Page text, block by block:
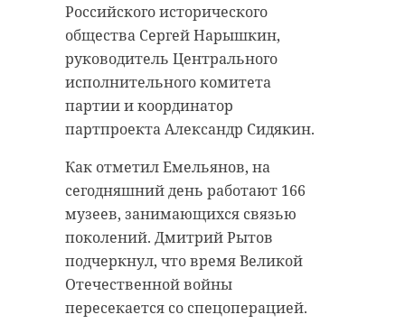
Российского исторического
общества Сергей Нарышкин,
руководитель Центрального
исполнительного комитета
партии и координатор
партпроекта Александр Сидякин.
Как отметил Емельянов, на
сегодняшний день работают 166
музеев, занимающихся связью
поколений. Дмитрий Рытов
подчеркнул, что время Великой
Отечественной войны
пересекается со спецоперацией.